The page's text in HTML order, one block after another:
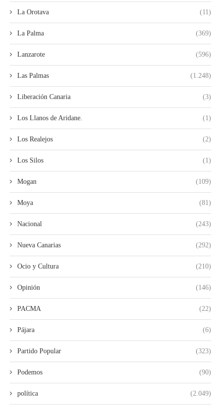
La Orotava (11)
La Palma (369)
Lanzarote (596)
Las Palmas (1.248)
Liberación Canaria (3)
Los Llanos de Aridane. (1)
Los Realejos (2)
Los Silos (1)
Mogan (109)
Moya (81)
Nacional (243)
Nueva Canarias (292)
Ocio y Cultura (210)
Opinión (146)
PACMA (22)
Pájara (6)
Partido Popular (323)
Podemos (90)
política (2.049)